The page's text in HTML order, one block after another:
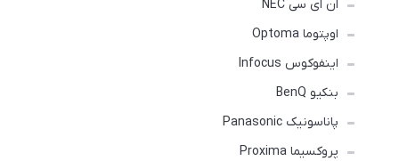
ان ای سی NEC
اوپتوما Optoma
اینفوکوس Infocus
بنکیو BenQ
پاناسونیک Panasonic
پروکسیما Proxima